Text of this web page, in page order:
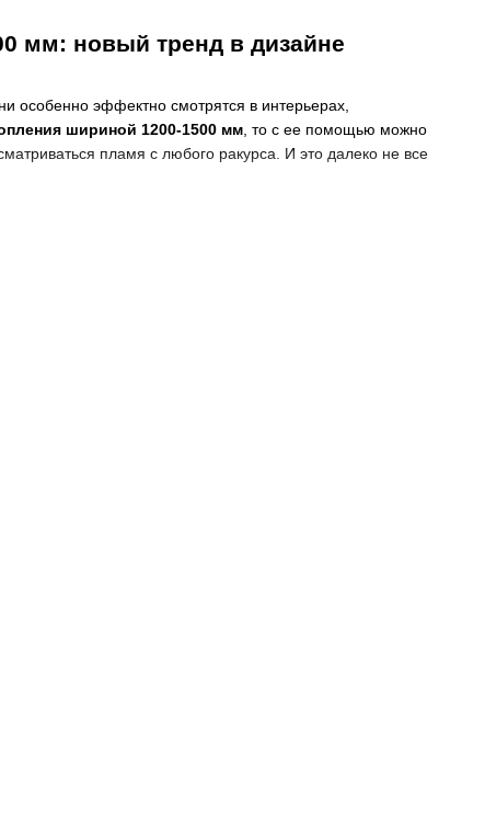
мм: новый тренд в дизайне
особенно эффектно смотрятся в интерьерах,
шириной 1200-1500 мм , то с ее помощью можно
пламя с любого ракурса. И это далеко не все